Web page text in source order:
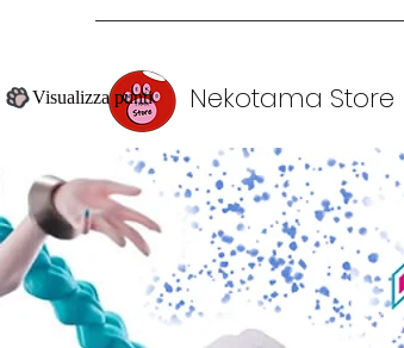
Nekotama Store
Visualizza punti